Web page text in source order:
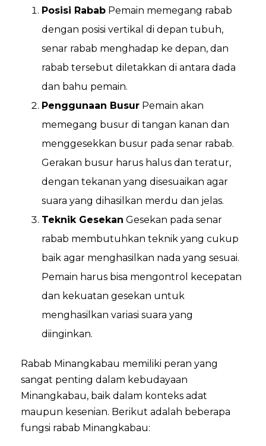
Posisi Rabab Pemain memegang rabab
dengan posisi vertikal di depan tubuh,
senar rabab menghadap ke depan, dan
rabab tersebut diletakkan di antara dada
dan bahu pemain.
Penggunaan Busur Pemain akan
memegang busur di tangan kanan dan
menggesekkan busur pada senar rabab.
Gerakan busur harus halus dan teratur,
dengan tekanan yang disesuaikan agar
suara yang dihasilkan merdu dan jelas.
Teknik Gesekan Gesekan pada senar
rabab membutuhkan teknik yang cukup
baik agar menghasilkan nada yang sesuai.
Pemain harus bisa mengontrol kecepatan
dan kekuatan gesekan untuk
menghasilkan variasi suara yang
diinginkan.
Rabab Minangkabau memiliki peran yang
sangat penting dalam kebudayaan
Minangkabau, baik dalam konteks adat
maupun kesenian. Berikut adalah beberapa
fungsi rabab Minangkabau: